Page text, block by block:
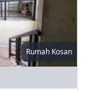
Rumah Kosan